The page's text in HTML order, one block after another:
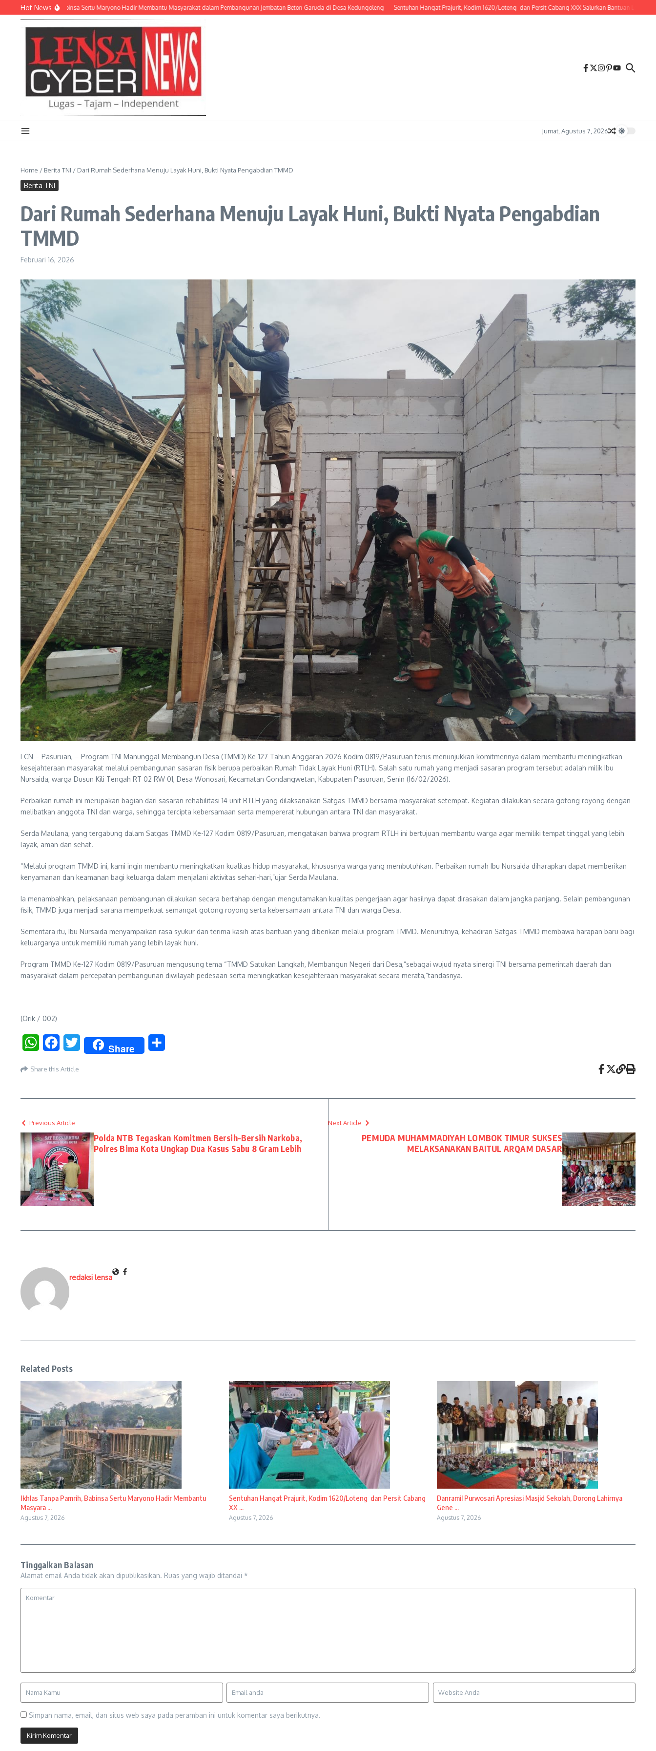
Lewati ke konten
Hot News
Pamrih, Babinsa Sertu Maryono Hadir Membantu Masyarakat dalam Pembangunan Jembatan Beton Garuda di Desa Kedungoleng Sentuhan Hangat Prajurit, Kodim 1620/Loteng dan Persit Cabang XXX Salurkan Bantuan Lewat Jum’at
Jumat, Agustus 7, 2026
Home / Berita TNI / Dari Rumah Sederhana Menuju Layak Huni, Bukti Nyata Pengabdian TMMD
Berita TNI
Dari Rumah Sederhana Menuju Layak Huni, Bukti Nyata Pengabdian
TMMD
Februari 16, 2026
LCN – Pasuruan, – Program TNI Manunggal Membangun Desa (TMMD) Ke-127 Tahun Anggaran 2026 Kodim 0819/Pasuruan terus menunjukkan komitmennya dalam membantu meningkatkan
kesejahteraan masyarakat melalui pembangunan sasaran fisik berupa perbaikan Rumah Tidak Layak Huni (RTLH). Salah satu rumah yang menjadi sasaran program tersebut adalah milik Ibu
Nursaida, warga Dusun Kili Tengah RT 02 RW 01, Desa Wonosari, Kecamatan Gondangwetan, Kabupaten Pasuruan, Senin (16/02/2026).
Perbaikan rumah ini merupakan bagian dari sasaran rehabilitasi 14 unit RTLH yang dilaksanakan Satgas TMMD bersama masyarakat setempat. Kegiatan dilakukan secara gotong royong dengan
melibatkan anggota TNI dan warga, sehingga tercipta kebersamaan serta mempererat hubungan antara TNI dan masyarakat.
Serda Maulana, yang tergabung dalam Satgas TMMD Ke-127 Kodim 0819/Pasuruan, mengatakan bahwa program RTLH ini bertujuan membantu warga agar memiliki tempat tinggal yang lebih
layak, aman dan sehat.
“Melalui program TMMD ini, kami ingin membantu meningkatkan kualitas hidup masyarakat, khususnya warga yang membutuhkan. Perbaikan rumah Ibu Nursaida diharapkan dapat memberikan
kenyamanan dan keamanan bagi keluarga dalam menjalani aktivitas sehari-hari,”ujar Serda Maulana.
Ia menambahkan, pelaksanaan pembangunan dilakukan secara bertahap dengan mengutamakan kualitas pengerjaan agar hasilnya dapat dirasakan dalam jangka panjang. Selain pembangunan
fisik, TMMD juga menjadi sarana memperkuat semangat gotong royong serta kebersamaan antara TNI dan warga Desa.
Sementara itu, Ibu Nursaida menyampaikan rasa syukur dan terima kasih atas bantuan yang diberikan melalui program TMMD. Menurutnya, kehadiran Satgas TMMD membawa harapan baru bagi
keluarganya untuk memiliki rumah yang lebih layak huni.
Program TMMD Ke-127 Kodim 0819/Pasuruan mengusung tema “TMMD Satukan Langkah, Membangun Negeri dari Desa,”sebagai wujud nyata sinergi TNI bersama pemerintah daerah dan
masyarakat dalam percepatan pembangunan diwilayah pedesaan serta meningkatkan kesejahteraan masyarakat secara merata,”tandasnya.
(Orik / 002)
WhatsAppFacebookTwitter Share
Share this Article
Previous Article
Polda NTB Tegaskan Komitmen Bersih-Bersih Narkoba,
Polres Bima Kota Ungkap Dua Kasus Sabu 8 Gram Lebih
Next Article
PEMUDA MUHAMMADIYAH LOMBOK TIMUR SUKSES
MELAKSANAKAN BAITUL ARQAM DASAR
redaksi lensa
Related Posts
Ikhlas Tanpa Pamrih, Babinsa Sertu Maryono Hadir Membantu
Masyara ...
Agustus 7, 2026
Sentuhan Hangat Prajurit, Kodim 1620/Loteng dan Persit Cabang
XX ...
Agustus 7, 2026
Danramil Purwosari Apresiasi Masjid Sekolah, Dorong Lahirnya
Gene ...
Agustus 7, 2026
Tinggalkan Balasan
Alamat email Anda tidak akan dipublikasikan. Ruas yang wajib ditandai *
Simpan nama, email, dan situs web saya pada peramban ini untuk komentar saya berikutnya.